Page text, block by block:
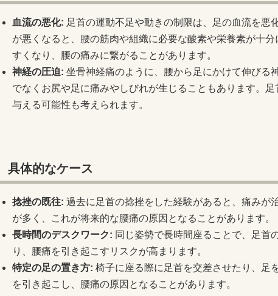
血流の悪化: 足首の運動不足や動きの制限は、足の血流を悪
が悪くなると、腰の筋肉や組織に必要な酸素や栄養素が十
すくなり、腰の痛みに繋がることがあります。
神経の圧迫: 坐骨神経痛のように、腰から足にかけて伸びる
でなくお尻や足に痛みやしびれが生じることもあります。
与える可能性も考えられます。
具体的なケース
捻挫の既往: 過去に足首の捻挫をした経験があると、痛みが
が多く、これが将来的な腰痛の原因となることがあります。
長時間のデスクワーク: 同じ姿勢で長時間座ることで、足首
り、腰痛を引き起こすリスクが高まります。
特定の足の置き方: 椅子に座る際に足首を交差させたり、足
を引き起こし、腰痛の原因となることがあります。